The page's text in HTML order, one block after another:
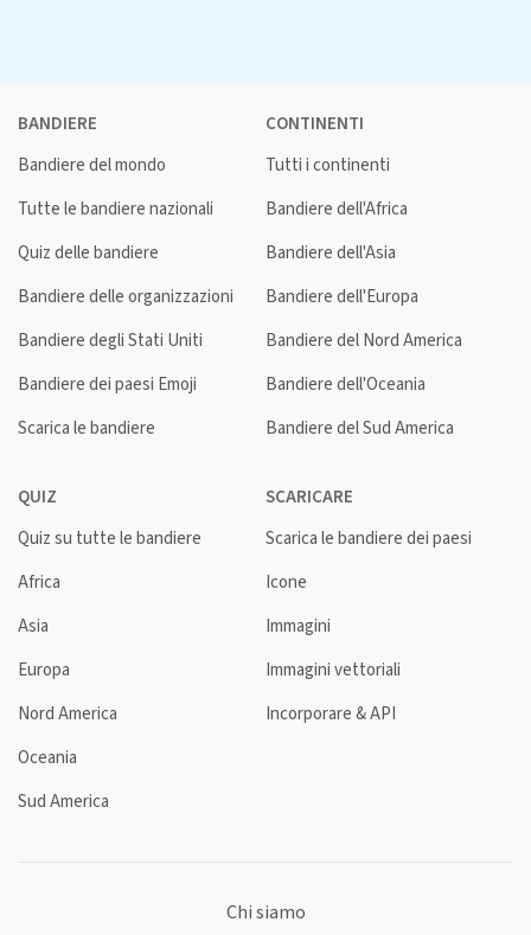
BANDIERE
Bandiere del mondo
Tutte le bandiere nazionali
Quiz delle bandiere
Bandiere delle organizzazioni
Bandiere degli Stati Uniti
Bandiere dei paesi Emoji
Scarica le bandiere
CONTINENTI
Tutti i continenti
Bandiere dell'Africa
Bandiere dell'Asia
Bandiere dell'Europa
Bandiere del Nord America
Bandiere dell'Oceania
Bandiere del Sud America
QUIZ
Quiz su tutte le bandiere
Africa
Asia
Europa
Nord America
Oceania
Sud America
SCARICARE
Scarica le bandiere dei paesi
Icone
Immagini
Immagini vettoriali
Incorporare & API
Chi siamo